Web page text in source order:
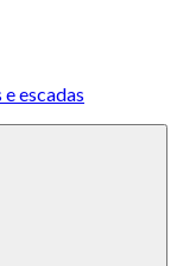
escadas